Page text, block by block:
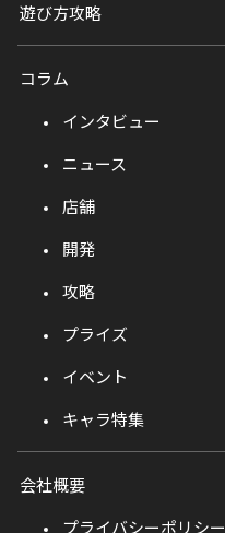
遊び方攻略
コラム
インタビュー
ニュース
店舗
開発
攻略
プライズ
イベント
キャラ特集
会社概要
プライバシーポリシー